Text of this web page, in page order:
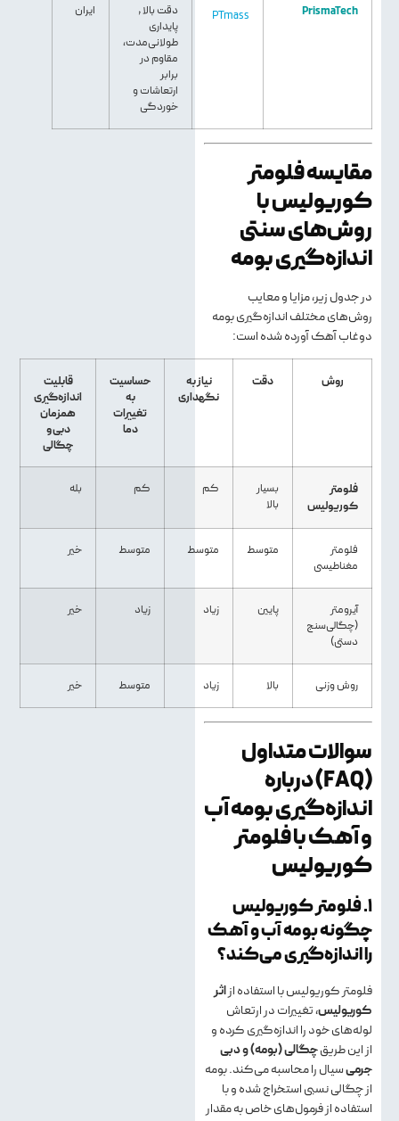
PrismaTech
PTmass
دقت بالا ,
پایداری
طولانی‌مدت،
مقاوم در
برابر
ارتعاشات و
خوردگی
ایران
مقایسه فلومتر
کوریولیس با
روش‌های سنتی
اندازه‌گیری بومه
در جدول زیر، مزایا و معایب
روش‌های مختلف اندازه‌گیری بومه
دوغاب آهک آورده شده است:
روش دقت
نیاز به
نگهداری
حساسیت
تغییرات
دما
قابلیت
اندازه‌گیری
همزمان
دبی و
چگالی
فلومتر
کوریولیس
بسیار
بالا
کم کم بله
فلومتر
مغناطیسی
متوسط متوسط متوسط خیر
آیرومتر
(چگالی‌سنج
دستی)
پایین زیاد زیاد خیر
روش وزنی بالا زیاد متوسط خیر
سوالات متداول
(FAQ) درباره
اندازه‌گیری بومه آب
و آهک با فلومتر
کوریولیس
۱. فلومتر کوریولیس
چگونه بومه آب و آهک
را اندازه‌گیری می‌کند؟
فلومتر کوریولیس با استفاده ازاثر
کوریولیس، تغییرات در ارتعاش
لوله‌های خود را اندازه‌گیری کرده و
از این طریقچگالی (بومه) و دبی
جرمیسیال را محاسبه می‌کند. بومه
از چگالی نسبی استخراج شده و با
استفاده از فرمول‌های خاص به مقدار